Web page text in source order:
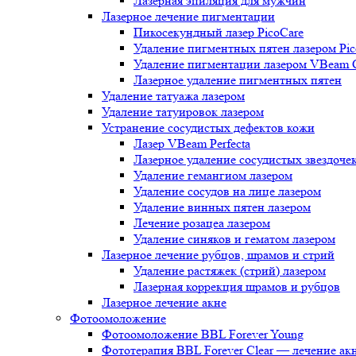
Лазерное лечение пигментации
Пикосекундный лазер PicoCare
Удаление пигментных пятен лазером
Удаление пигментации лазером VBeam
Лазерное удаление пигментных пятен
Удаление татуажа лазером
Удаление татуировок лазером
Устранение сосудистых дефектов кожи
Лазер VBeam Perfecta
Лазерное удаление сосудистых
Удаление гемангиом лазером
Удаление сосудов на лице лазером
Удаление винных пятен лазером
Лечение розацеа лазером
Удаление синяков и гематом лазером
Лазерное лечение рубцов, шрамов и стрий
Удаление растяжек (стрий) лазером
Лазерная коррекция шрамов и рубцов
Лазерное лечение акне
Фотоомоложение
Фотоомоложение BBL Forever Young
Фототерапия BBL Forever Clear — лечение